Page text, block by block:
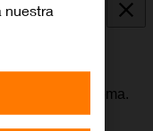
llamadas
recibes una
al problema.
nuestra